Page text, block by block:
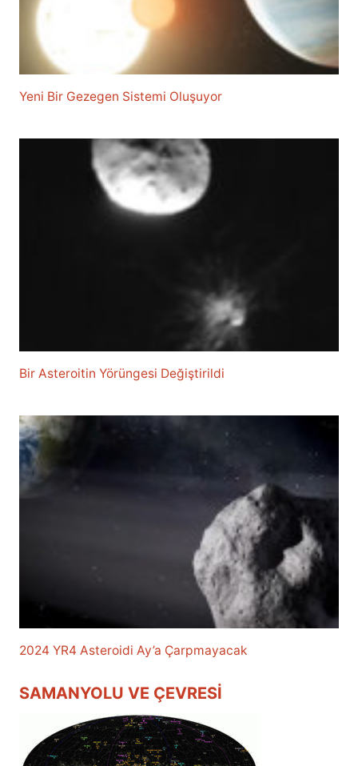
Yeni Bir Gezegen Sistemi Oluşuyor
Bir Asteroitin Yörüngesi Değiştirildi
2024 YR4 Asteroidi Ay’a Çarpmayacak
SAMANYOLU VE ÇEVRESI